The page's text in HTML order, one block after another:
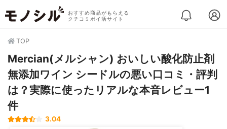
おすすめ商品がもらえる
クチコミポイ活サイト
TOP
Mercian(メルシャン) おいしい酸化防止剤
無添加ワイン シードルの悪い口コミ・評判
は？実際に使ったリアルな本音レビュー1
件
3.04